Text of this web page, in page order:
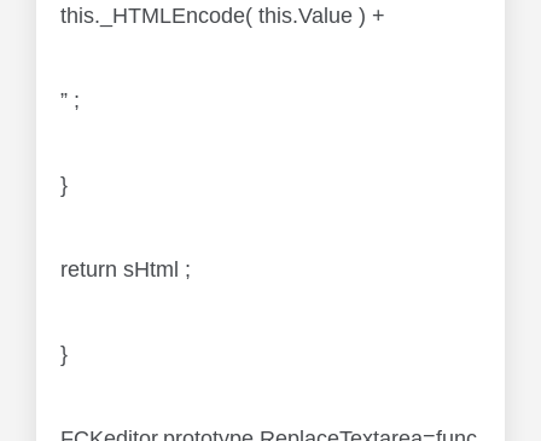
this._HTMLEncode( this.Value ) +
” ;
}
return sHtml ;
}